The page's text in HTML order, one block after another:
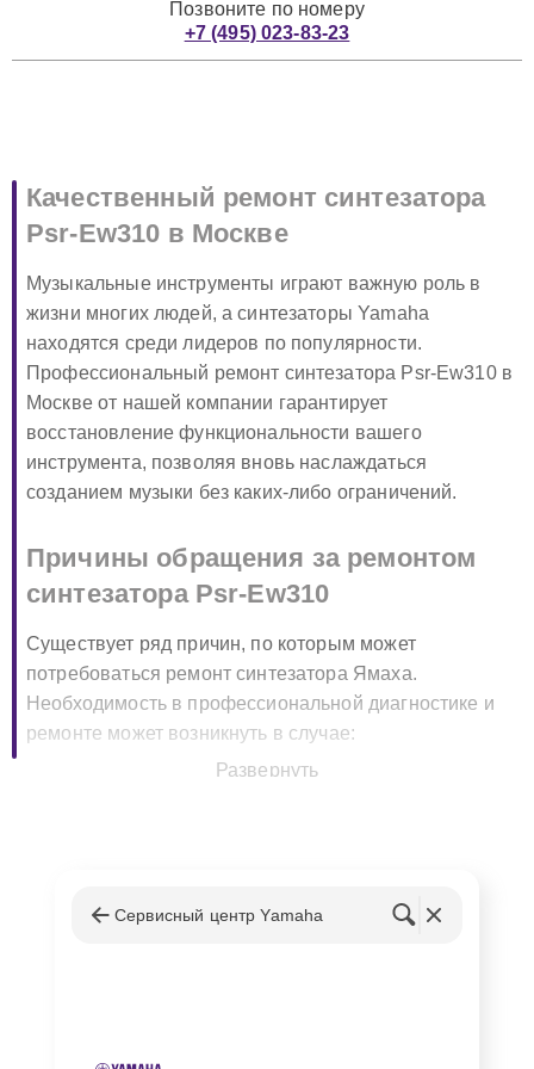
Позвоните по номеру
+7 (495) 023-83-23
Качественный ремонт синтезатора
Psr-Ew310 в Москве
Музыкальные инструменты играют важную роль в
жизни многих людей, а синтезаторы Yamaha
находятся среди лидеров по популярности.
Профессиональный ремонт синтезатора Psr-Ew310 в
Москве от нашей компании гарантирует
восстановление функциональности вашего
инструмента, позволяя вновь наслаждаться
созданием музыки без каких-либо ограничений.
Причины обращения за ремонтом
синтезатора Psr-Ew310
Существует ряд причин, по которым может
потребоваться ремонт синтезатора Ямаха.
Необходимость в профессиональной диагностике и
ремонте может возникнуть в случае:
Каждая из этих проблем требует индивидуального
Развернуть
Сервисный центр Yamaha